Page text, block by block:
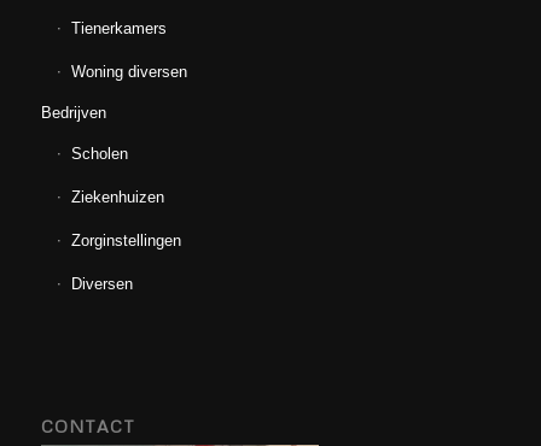
Tienerkamers
Woning diversen
Bedrijven
Scholen
Ziekenhuizen
Zorginstellingen
Diversen
CONTACT